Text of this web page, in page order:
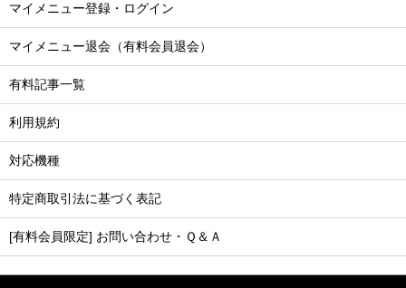
マイメニュー登録・ログイン
マイメニュー退会（有料会員退会）
有料記事一覧
利用規約
対応機種
特定商取引法に基づく表記
[有料会員限定] お問い合わせ・Ｑ＆Ａ